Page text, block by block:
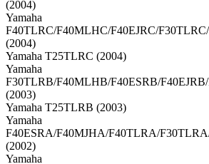
(2004)
Yamaha
F40TLRC/F40MLHC/F40EJRC/
(2004)
Yamaha T25TLRC (2004)
Yamaha
F30TLRB/F40MLHB/F40ESRB/
(2003)
Yamaha T25TLRB (2003)
Yamaha
F40ESRA/F40MJHA/F40TLRA/
(2002)
Yamaha